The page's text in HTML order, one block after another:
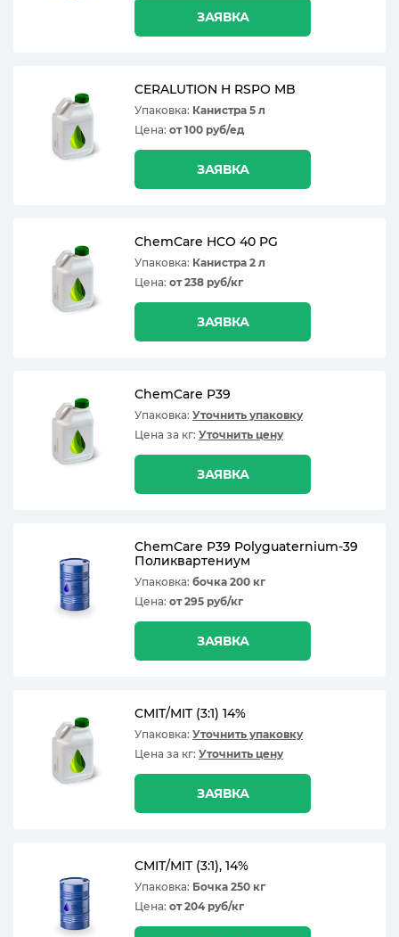
ЗАЯВКА
CERALUTION H RSPO MB
Упаковка: Канистра 5 л
Цена: от 100 руб/ед
ЗАЯВКА
ChemCare HCO 40 PG
Упаковка: Канистра 2 л
Цена: от 238 руб/кг
ЗАЯВКА
ChemCare P39
Упаковка: Уточнить упаковку
Цена за кг: Уточнить цену
ЗАЯВКА
ChemCare P39 Polyguaternium-39
Поликвартениум
Упаковка: бочка 200 кг
Цена: от 295 руб/кг
ЗАЯВКА
CMIT/MIT (3:1) 14%
Упаковка: Уточнить упаковку
Цена за кг: Уточнить цену
ЗАЯВКА
CMIT/MIT (3:1), 14%
Упаковка: Бочка 250 кг
Цена: от 204 руб/кг